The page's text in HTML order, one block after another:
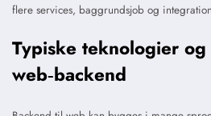
flere services, baggrundsjob og
Typiske teknologier
web‑backend